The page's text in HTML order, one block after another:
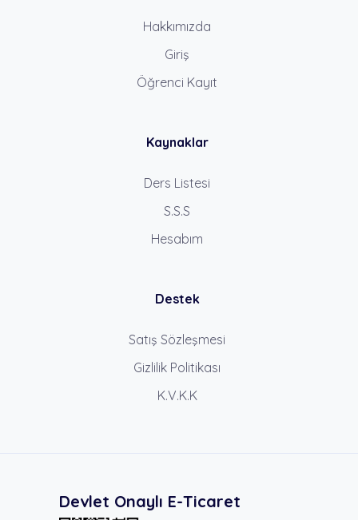
Hakkımızda
Giriş
Öğrenci Kayıt
Kaynaklar
Ders Listesi
S.S.S
Hesabım
Destek
Satış Sözleşmesi
Gizlilik Politikası
K.V.K.K
Devlet Onaylı E-Ticaret